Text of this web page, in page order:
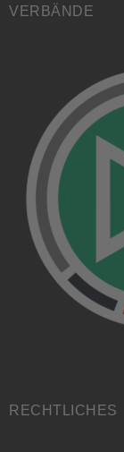
VERBÄNDE
RECHTLICHES